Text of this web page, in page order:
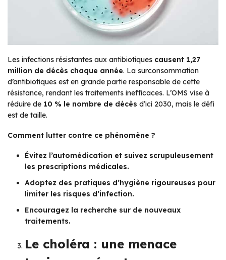
Les infections résistantes aux antibiotiques causent 1,27
million de décès chaque année. La surconsommation
d’antibiotiques est en grande partie responsable de cette
résistance, rendant les traitements inefficaces. L’OMS vise à
réduire de 10 % le nombre de décès d’ici 2030, mais le défi
est de taille.
Comment lutter contre ce phénomène ?
Évitez l’automédication et suivez scrupuleusement
les prescriptions médicales.
Adoptez des pratiques d’hygiène rigoureuses pour
limiter les risques d’infection.
Encouragez la recherche sur de nouveaux
traitements.
Le choléra : une menace